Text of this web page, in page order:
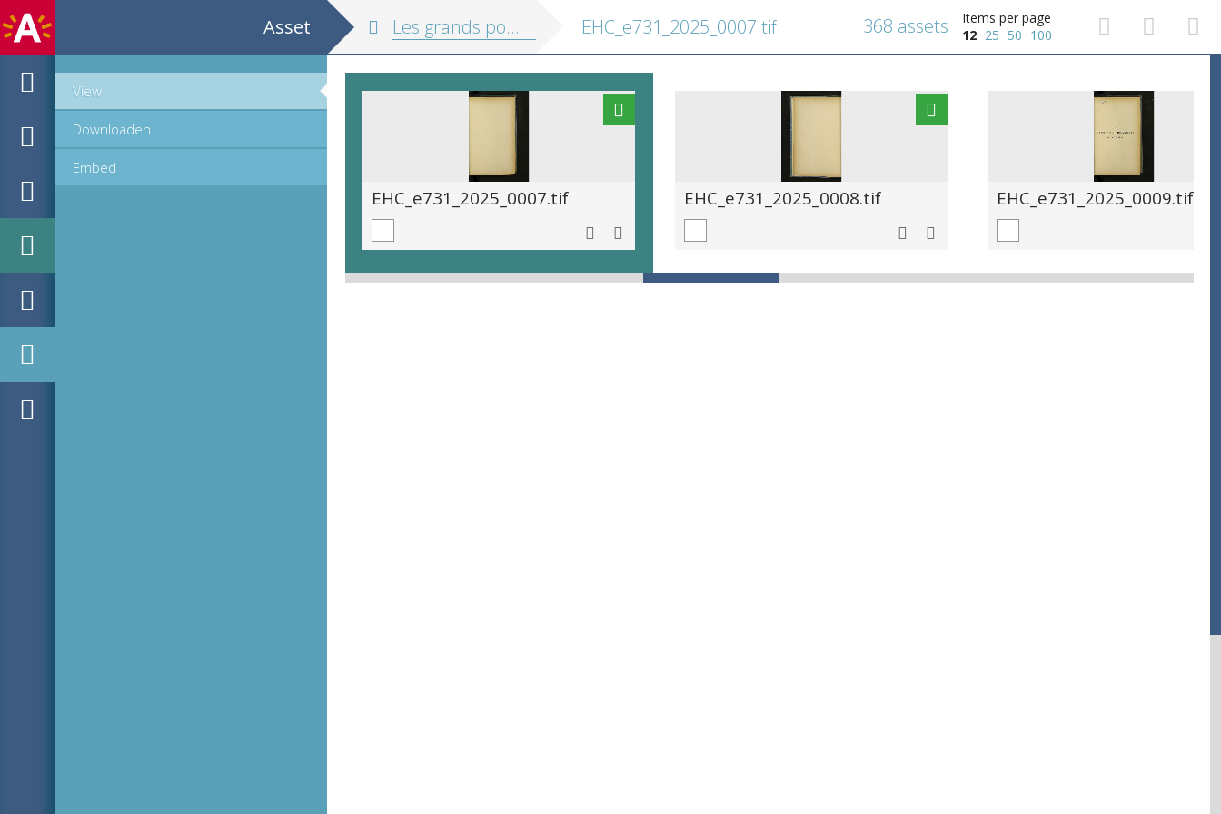
Asset
View
Downloaden
Embed
Les grands poètes romantiques de la Pologne: (essais de littérature et d'histoire): Mickiewicz, Slowacki, Krasinski EHC_e731_2025_0007.tif
Items per page
12 25 50 100
368 assets
EHC_e731_2025_0007.tif EHC_e731_2025_0008.tif EHC_e731_2025_0009.tif